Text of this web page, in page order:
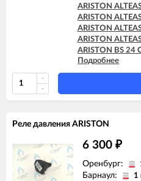
ARISTON
ARISTON
ARISTON
ARISTON
ARISTON BS 24
ARISTON BS 24
ARISTON BS II
ARISTON BS II
ARISTON BS II
ARISTON CARES
ARISTON CARES
ARISTON CARES
ARISTON CARES
ARISTON CARES
Подробнее
Реле давления ARISTON
6 300 ₽
Оренбург:
Барнаул: 1